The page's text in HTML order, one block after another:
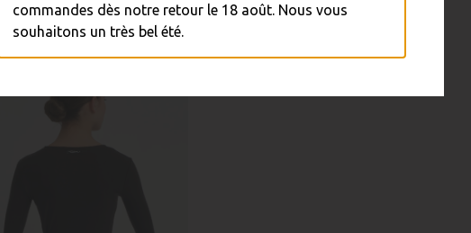
45,90 €59,00 €
41,00 €
commandes dès notre retour le 18 août. Nous vous
souhaitons un très bel été.